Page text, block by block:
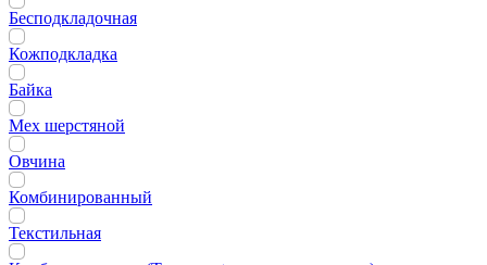
Бесподкладочная
Кожподкладка
Байка
Мех шерстяной
Овчина
Комбинированный
Текстильная